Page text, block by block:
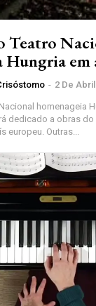
Teatro
Hungria
- 2 De
homenageia Hungria
dedicado a obras
europeu. Outras...